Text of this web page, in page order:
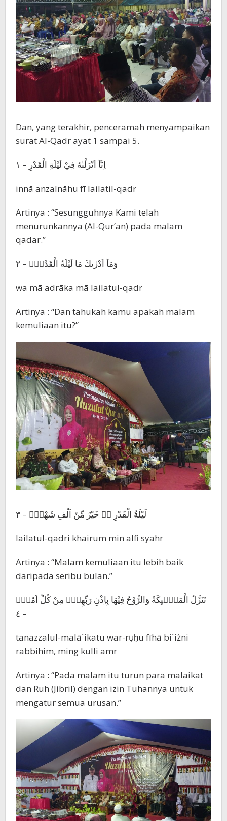
Dan, yang terakhir, penceramah menyampaikan
surat Al-Qadr ayat 1 sampai 5.
اِنَّآ اَنْزَلْنٰهُ فِيْ لَيْلَةِ الْقَدْرِ – ١
innā anzalnāhu fī lailatil-qadr
Artinya : “Sesungguhnya Kami telah
menurunkannya (Al-Qur’an) pada malam
qadar.”
وَمَآ اَدْرٰىكَ مَا لَيْلَةُ الْقَدْرِۗ – ٢
wa mā adrāka mā lailatul-qadr
Artinya : “Dan tahukah kamu apakah malam
kemuliaan itu?”
لَيْلَةُ الْقَدْرِ ەۙ خَيْرٌ مِّنْ اَلْفِ شَهْرٍۗ – ٣
lailatul-qadri khairum min alfi syahr
Artinya : “Malam kemuliaan itu lebih baik
daripada seribu bulan.”
تَنَزَّلُ الْمَلٰۤىِٕكَةُ وَالرُّوْحُ فِيْهَا بِاِذْنِ رَبِّهِمْۚ مِنْ كُلِّ اَمْرٍۛ
– ٤
tanazzalul-malā`ikatu war-rụḥu fīhā bi`iżni
rabbihim, ming kulli amr
Artinya : “Pada malam itu turun para malaikat
dan Ruh (Jibril) dengan izin Tuhannya untuk
mengatur semua urusan.”